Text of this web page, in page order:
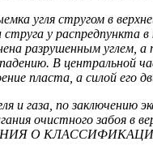
угля стругом в
струга у
разрушенным углем,
В центральной
пласта, а силой его
и газа, по заключению
очистного забоя
О